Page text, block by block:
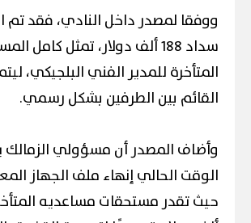
ووفقا لمصدر داخل النادي، فقد تم
سداد 188 ألف دولار، تمثل كامل
المتأخرة للمدير الفني البلجيكي،
القائم بين الطرفين بشكل رسمي.
وأضاف المصدر أن مسؤولي
الوقت الحالي إنهاء ملف الجهاز